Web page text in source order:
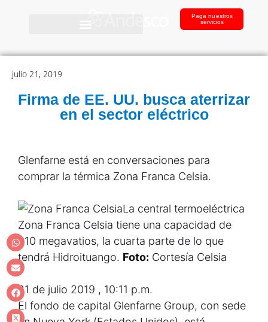
Paga nuestros
servicios
julio 21, 2019
Firma de EE. UU. busca aterrizar
en el sector eléctrico
Glenfarne está en conversaciones para
comprar la térmica Zona Franca Celsia.
La central termoeléctrica
Zona Franca Celsia tiene una capacidad de
610 megavatios, la cuarta parte de lo que
tendrá Hidroituango. Foto: Cortesía Celsia
21 de julio 2019 , 10:11 p.m.
El fondo de capital Glenfarne Group, con sede